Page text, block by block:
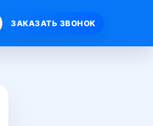
ЗАКАЗАТЬ ЗВОНОК